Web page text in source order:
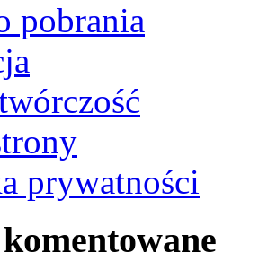
pobrania
prywatności